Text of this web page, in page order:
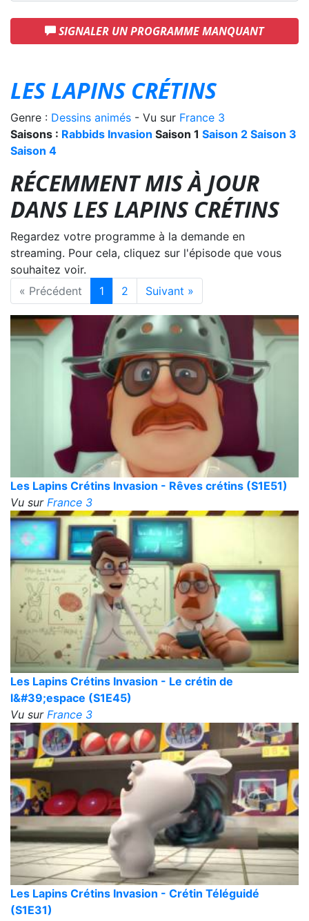
SIGNALER UN PROGRAMME MANQUANT
LES LAPINS CRÉTINS
Genre : Dessins animés - Vu sur France 3
Saisons : Rabbids Invasion Saison 1 Saison 2 Saison 3
Saison 4
RÉCEMMENT MIS À JOUR
DANS LES LAPINS CRÉTINS
Regardez votre programme à la demande en
streaming. Pour cela, cliquez sur l'épisode que vous
souhaitez voir.
« Précédent
1 2 Suivant »
Les Lapins Crétins Invasion - Rêves crétins (S1E51)
Vu sur France 3
Les Lapins Crétins Invasion - Le crétin de
l&#39;espace (S1E45)
Vu sur France 3
Les Lapins Crétins Invasion - Crétin Téléguidé
(S1E31)